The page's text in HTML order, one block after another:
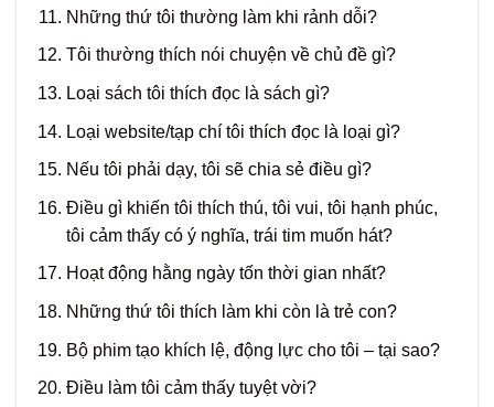
Những thứ tôi thường làm khi rảnh dỗi?
Tôi thường thích nói chuyện về chủ đề gì?
Loại sách tôi thích đọc là sách gì?
Loại website/tạp chí tôi thích đọc là loại gì?
Nếu tôi phải dạy, tôi sẽ chia sẻ điều gì?
Điều gì khiến tôi thích thú, tôi vui, tôi hạnh phúc,
tôi cảm thấy có ý nghĩa, trái tim muốn hát?
Hoạt động hằng ngày tốn thời gian nhất?
Những thứ tôi thích làm khi còn là trẻ con?
Bộ phim tạo khích lệ, động lực cho tôi – tại sao?
Điều làm tôi cảm thấy tuyệt vời?